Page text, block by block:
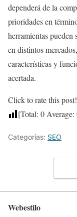
dependerá de la
prioridades en
herramientas pueden
en distintos
características y
acertada.
Click to rate this post!
[Total: 0 Average:
Categorías: SEO
Webestilo